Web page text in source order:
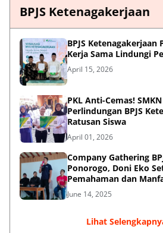
BPJS Ketenagakerjaan
BPJS Ketenagakerjaan
Kerja Sama Lindungi
April 15, 2026
PKL Anti-Cemas!
Perlindungan BPJS
Ratusan Siswa
April 01, 2026
Company Gathering
Ponorogo, Doni Eko
Pemahaman dan
June 14, 2025
Lihat